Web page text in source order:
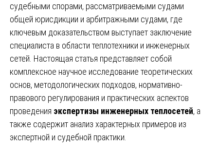
судебными спорами, рассматриваемыми судами
общей юрисдикции и арбитражными судами, где
ключевым доказательством выступает заключение
специалиста в области теплотехники и инженерных
сетей. Настоящая статья представляет собой
комплексное научное исследование теоретических
основ, методологических подходов, нормативно-
правового регулирования и практических аспектов
проведения экспертизы инженерных теплосетей, а
также содержит анализ характерных примеров из
экспертной и судебной практики.